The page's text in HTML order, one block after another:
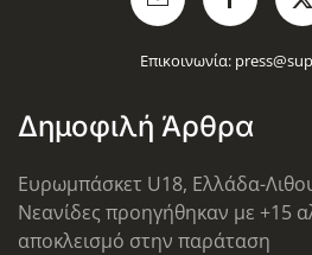
Επικοινωνία:
Δημοφιλή Άρθρα
Ευρωμπάσκετ U18, Ελλάδα-
Νεανίδες προηγήθηκαν με +15
αποκλεισμό στην παράταση